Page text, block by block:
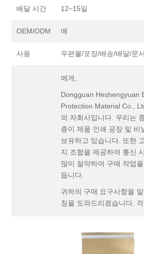
배달 시간 12~15일
OEM/ODM 예
사용 우편물/포장/배송/배달/문
에게,
Dongguan Heshengyuan
Protection Material Co.,
의 자회사입니다. 우리는
종이 제품 인쇄 공장 및 비
보유하고 있습니다. 또한
지 조합을 제공하여 통신
많이 절약하여 구매 작업
듭니다.
귀하의 구매 요구사항을
칭을 도와드리겠습니다.